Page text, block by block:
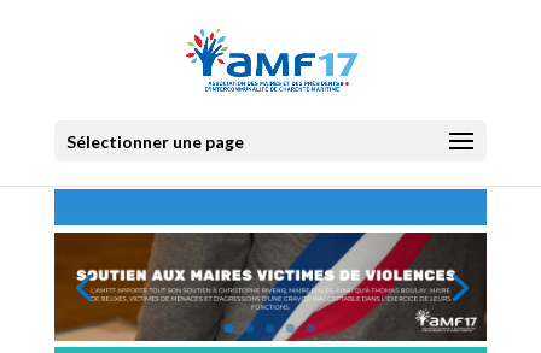
Sélectionner une page